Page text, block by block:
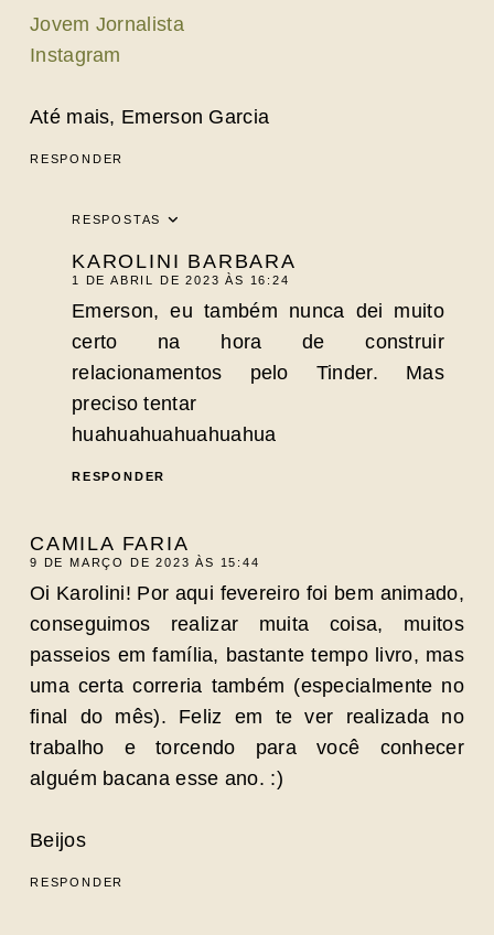
Jovem Jornalista
Instagram
Até mais, Emerson Garcia
RESPONDER
RESPOSTAS
KAROLINI BARBARA
1 DE ABRIL DE 2023 ÀS 16:24
Emerson, eu também nunca dei muito
certo na hora de construir
relacionamentos pelo Tinder. Mas
preciso tentar
huahuahuahuahuahua
RESPONDER
CAMILA FARIA
9 DE MARÇO DE 2023 ÀS 15:44
Oi Karolini! Por aqui fevereiro foi bem animado,
conseguimos realizar muita coisa, muitos
passeios em família, bastante tempo livro, mas
uma certa correria também (especialmente no
final do mês). Feliz em te ver realizada no
trabalho e torcendo para você conhecer
alguém bacana esse ano. :)
Beijos
RESPONDER